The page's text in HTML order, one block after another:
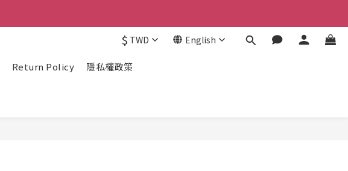
$ TWD English
Return Policy
隱私權政策